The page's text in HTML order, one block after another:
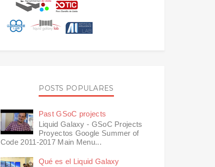
POSTS POPULARES
Past GSoC projects
Liquid Galaxy - GSoC Projects
Proyectos Google Summer of
Code 2011-2017 Main Menu...
Qué es el Liquid Galaxy